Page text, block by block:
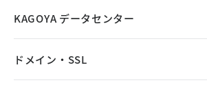
KAGOYA データセンター
ドメイン・SSL